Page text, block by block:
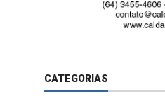
CATEGORIAS